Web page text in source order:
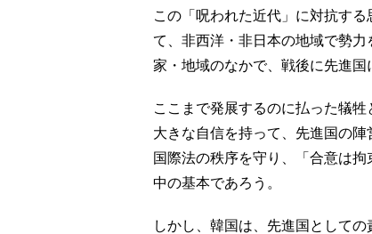
この「呪われた近代」に対抗す
て、非西洋・非日本の地域で勢
家・地域のなかで、戦後に先進国
ここまで発展するのに払った犠
大きな自信を持って、先進国の陣
国際法の秩序を守り、「合意は
中の基本であろう。
しかし、韓国は、先進国として